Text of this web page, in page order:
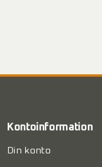
Kontoinformation
Din konto